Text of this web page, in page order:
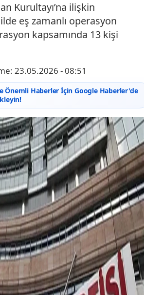
Kurultayı’na ilişkin
eş zamanlı operasyon
kapsamında 13 kişi
23.05.2026 - 08:51
Önemli Haberler İçin Google Haberler'de